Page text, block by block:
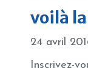
voilà la
24 avril
Inscrivez-